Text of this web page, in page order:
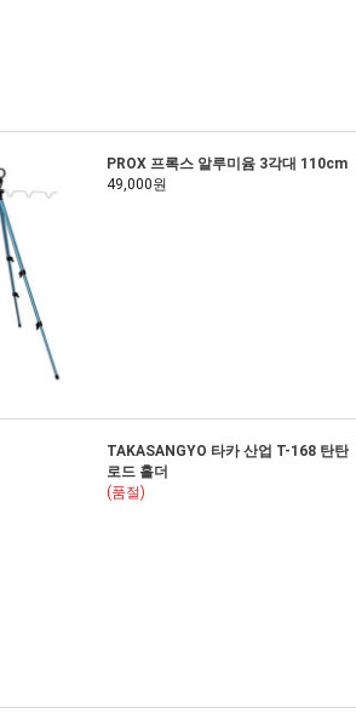
PROX 프록스 알루미윰 3각대 110cm
49,000원
TAKASANGYO 타카 산업 T-168 탄탄
로드 홀더
(품절)